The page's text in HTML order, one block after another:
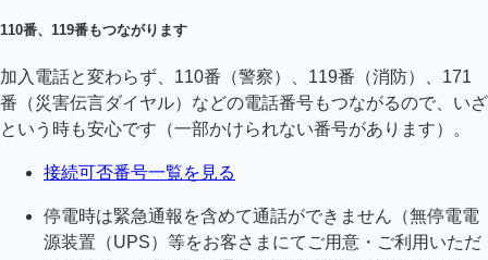
110番、119番もつながります
加入電話と変わらず、110番（警察）、119番（消防）、171
番（災害伝言ダイヤル）などの電話番号もつながるので、いざ
という時も安心です（一部かけられない番号があります）。
接続可否番号一覧を見る
停電時は緊急通報を含めて通話ができません（無停電電
源装置（UPS）等をお客さまにてご用意・ご利用いただ